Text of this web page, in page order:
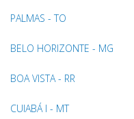
PALMAS - TO
BELO HORIZONTE - MG
BOA VISTA - RR
CUIABÁ I - MT